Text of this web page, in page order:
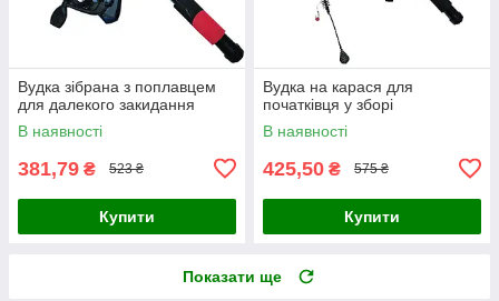
Вудка зібрана з поплавцем
для далекого закидання
В наявності
381,79 ₴ 523 ₴
Купити
Вудка на карася для
початківця у зборі
В наявності
425,50 ₴ 575 ₴
Купити
Показати ще